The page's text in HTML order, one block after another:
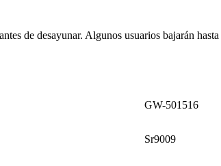
de desayunar. Algunos usuarios bajarán
GW-501516
Sr9009